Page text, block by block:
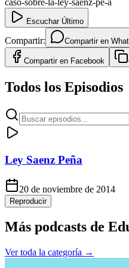
caso-sobre-la-ley-saenz-pe-a
Escuchar Último
Compartir: Compartir en
Compartir en Facebook
Todos los Episodios
Ley Saenz Peña
20 de noviembre de 2014
Reproducir
Más podcasts de
Ver toda la categoría →